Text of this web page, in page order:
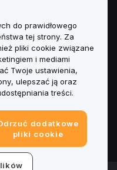
do prawidłowego
tej strony. Za
pliki cookie związane
i mediami
Twoje ustawienia,
ulepszać ją oraz
treści.
dodatkowe
pliki cookie